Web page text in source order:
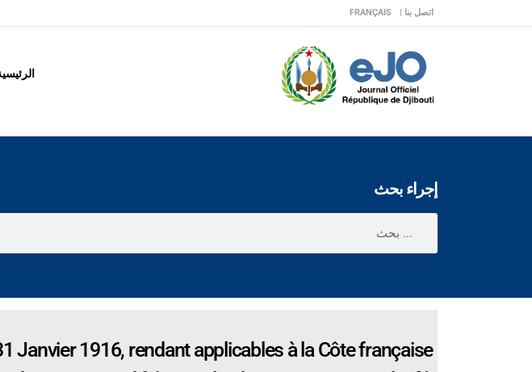
اتصل بنا | FRANÇAIS
إجراء بحث
Janvier 1916, rendant applicables à la Côte française